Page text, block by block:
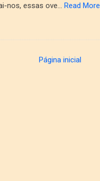
nos, essas ove… Read More
Página inicial